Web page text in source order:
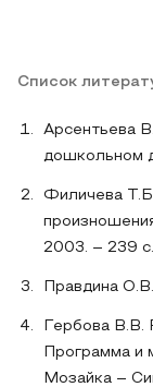
Список
Арсентьева
дошкольном
Филичева
2003. – 239 с.
Правдина
Гербова В.В.
Программа и
Мозайка –